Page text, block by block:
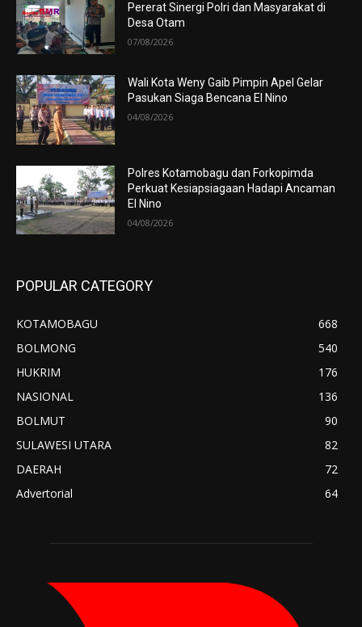
Pererat Sinergi Polri dan Masyarakat di
Desa Otam
07/08/2026
Wali Kota Weny Gaib Pimpin Apel Gelar
Pasukan Siaga Bencana El Nino
04/08/2026
Polres Kotamobagu dan Forkopimda
Perkuat Kesiapsiagaan Hadapi Ancaman
El Nino
04/08/2026
POPULAR CATEGORY
KOTAMOBAGU
668
BOLMONG
540
HUKRIM
176
NASIONAL
136
BOLMUT
90
SULAWESI UTARA
82
DAERAH
72
Advertorial
64